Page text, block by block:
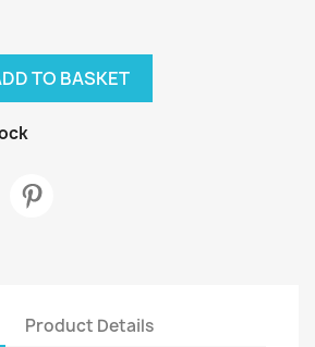
TO BASKET
Product Details